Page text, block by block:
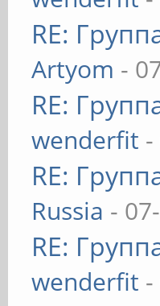
RE:
Artyom -
RE:
wenderfit
RE:
Russia -
RE:
wenderfit